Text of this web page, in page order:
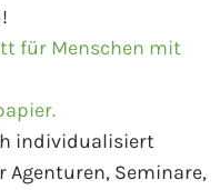
für Menschen mit
individualisiert
Agenturen, Seminare,